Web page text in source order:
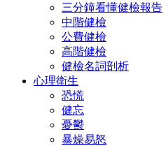
三分鐘看懂健檢報告
中階健檢
公費健檢
高階健檢
健檢名詞剖析
心理衛生
恐慌
健忘
憂鬱
暴燥易怒